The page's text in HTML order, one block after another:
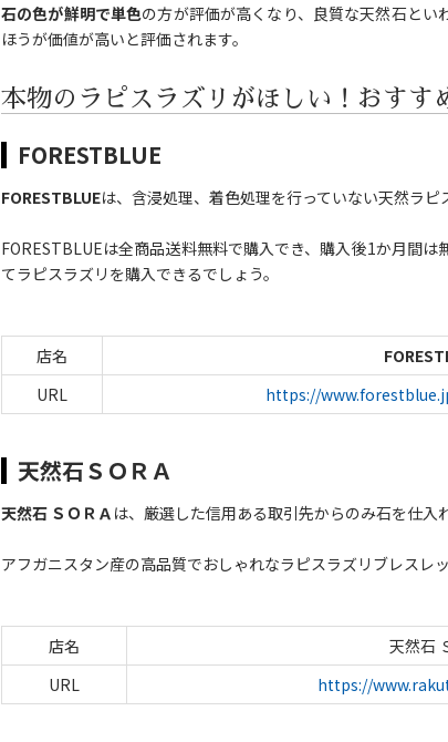
石の色が鮮明で単色の方が評価が高くなり、良質な天然石とい
ほうが価値が高いと評価されます。
本物のラピスラズリがほしい！おすす
FORESTBLUE
FORESTBLUEは、含浸処理、着色処理を行っていない天然ラピ
FORESTBLUEは全商品送料無料で購入でき、購入後1か月間
てラピスラズリを購入できるでしょう。
店名
URL
https://
天然石ＳＯＲＡ
天然石 ＳＯＲＡ は、厳選した信用ある取引先からのみ石を仕入
アフガニスタン産の高品質でおしゃれなラピスラズリブレスレ
店名
天然石
URL
https://